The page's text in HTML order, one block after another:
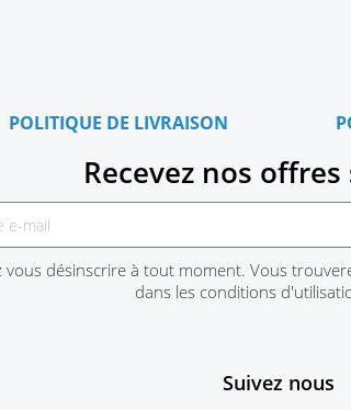
POLITIQUE DE LIVRAISON
Recevez nos offres
vous désinscrire à tout moment. Vous
dans les conditions
Suivez nous